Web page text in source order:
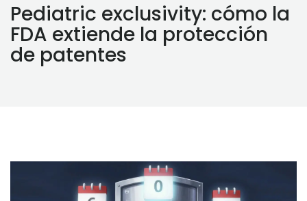
Pediatric exclusivity: cómo la
FDA extiende la protección
de patentes